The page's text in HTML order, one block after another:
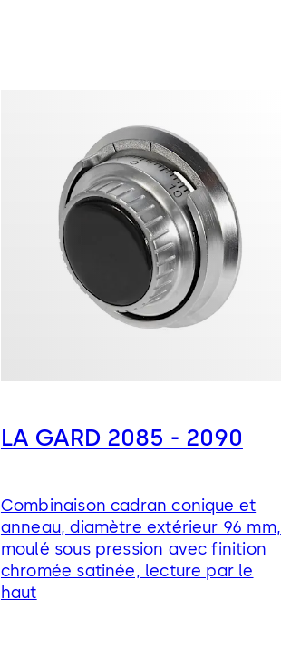
LA GARD 2085 - 2090
Combinaison cadran conique et
anneau, diamètre extérieur 96 mm,
moulé sous pression avec finition
chromée satinée, lecture par le
haut